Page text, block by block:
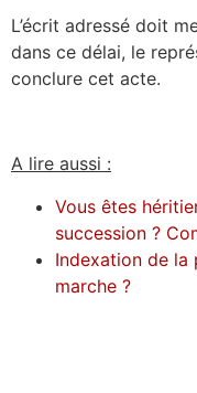
L’écrit adressé doit
dans ce délai, le
conclure cet acte.
A lire aussi :
Vous êtes
succession ?
Indexation de la
marche ?